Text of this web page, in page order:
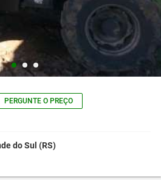
PERGUNTE O PREÇO
do Sul (RS)